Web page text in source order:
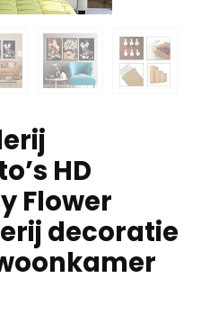
HD
Flower
decoratie